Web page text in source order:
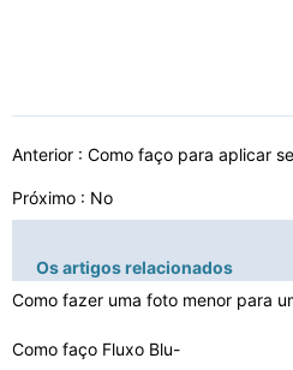
Anterior : Como faço para aplicar
Próximo : No
Os artigos relacionados
Como faço Fluxo Blu-